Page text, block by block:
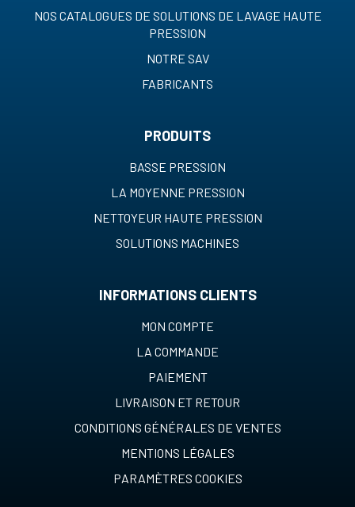
NOS CATALOGUES DE SOLUTIONS DE LAVAGE HAUTE
PRESSION
NOTRE SAV
FABRICANTS
PRODUITS
BASSE PRESSION
LA MOYENNE PRESSION
NETTOYEUR HAUTE PRESSION
SOLUTIONS MACHINES
INFORMATIONS CLIENTS
MON COMPTE
LA COMMANDE
PAIEMENT
LIVRAISON ET RETOUR
CONDITIONS GÉNÉRALES DE VENTES
MENTIONS LÉGALES
PARAMÈTRES COOKIES